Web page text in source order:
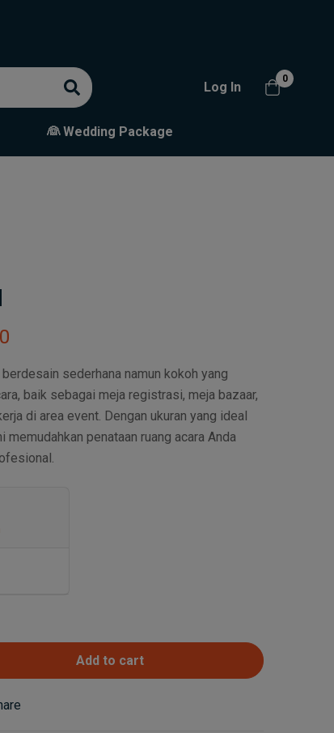
Log In
0
👰 Wedding Package
berdesain sederhana namun kokoh yang
baik sebagai meja registrasi, meja bazaar,
di area event. Dengan ukuran yang ideal
memudahkan penataan ruang acara Anda
Add to cart